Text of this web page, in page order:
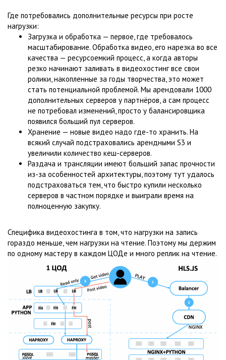
Где потребовались дополнительные ресурсы при росте
нагрузки:
Загрузка и обработка — первое, где требовалось
масштабирование. Обработка видео, его нарезка во все
качества — ресурсоемкий процесс, а когда авторы
резко начинают заливать в видеохостинг все свои
ролики, накопленные за годы творчества, это может
стать потенциальной проблемой. Мы арендовали 1000
дополнительных серверов у партнёров, а сам процесс
не потребовал изменений, просто у балансировщика
появился больший пул серверов.
Хранение — новые видео надо где-то хранить. На
всякий случай подстраховались арендными S3 и
увеличили количество кеш-серверов.
Раздача и трансляции имеют больший запас прочности
из-за особенностей архитектуры, поэтому тут удалось
подстраховаться тем, что быстро купили несколько
серверов в частном порядке и выиграли время на
полноценную закупку.
Специфика видеохостинга в том, что нагрузки на запись
гораздо меньше, чем нагрузки на чтение. Поэтому мы держим
по одному мастеру в каждом ЦОДе и много реплик на чтение.